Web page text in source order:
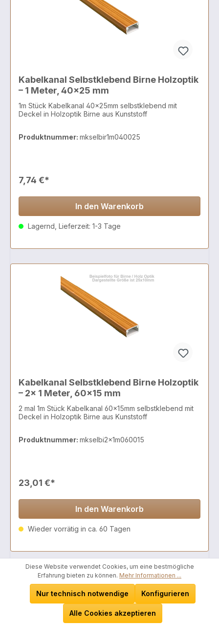
Kabelkanal Selbstklebend Birne Holzoptik
– 1 Meter, 40x25 mm
1m Stück Kabelkanal 40x25mm selbstklebend mit
Deckel in Holzoptik Birne aus Kunststoff
Produktnummer: mkselbir1m040025
7,74 €*
In den Warenkorb
Lagernd, Lieferzeit: 1-3 Tage
Kabelkanal Selbstklebend Birne Holzoptik
– 2x 1 Meter, 60x15 mm
2 mal 1m Stück Kabelkanal 60x15mm selbstklebend mit
Deckel in Holzoptik Birne aus Kunststoff
Produktnummer: mkselbi2x1m060015
23,01 €*
In den Warenkorb
Wieder vorrätig in ca. 60 Tagen
Diese Website verwendet Cookies, um eine bestmögliche
Erfahrung bieten zu können. Mehr Informationen ...
Nur technisch notwendige Konfigurieren
Alle Cookies akzeptieren